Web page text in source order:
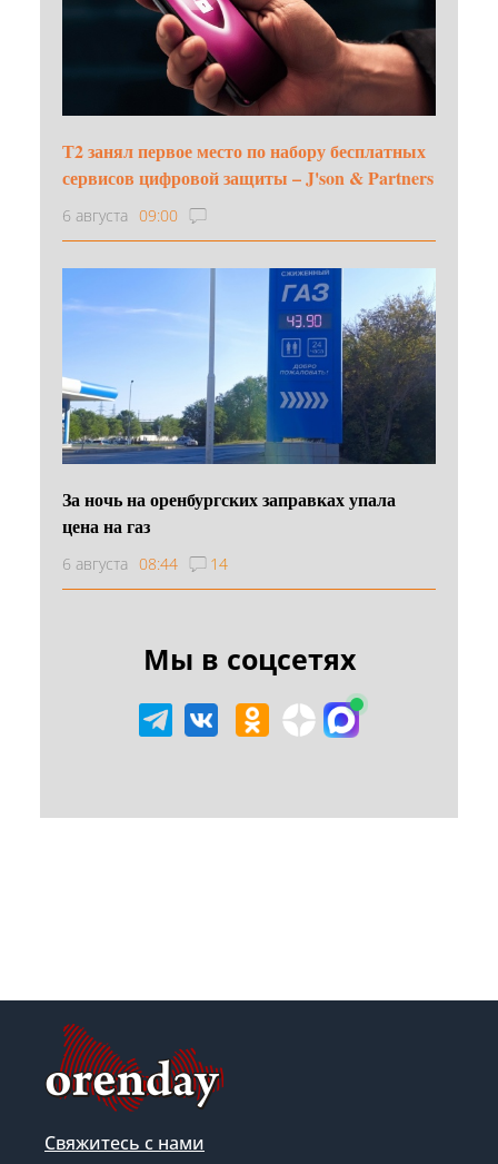
Т2 занял первое место по набору бесплатных
сервисов цифровой защиты – J'son & Partners
6 августа 09:00
За ночь на оренбургских заправках упала
цена на газ
6 августа 08:44 14
Мы в соцсетях
Свяжитесь с нами